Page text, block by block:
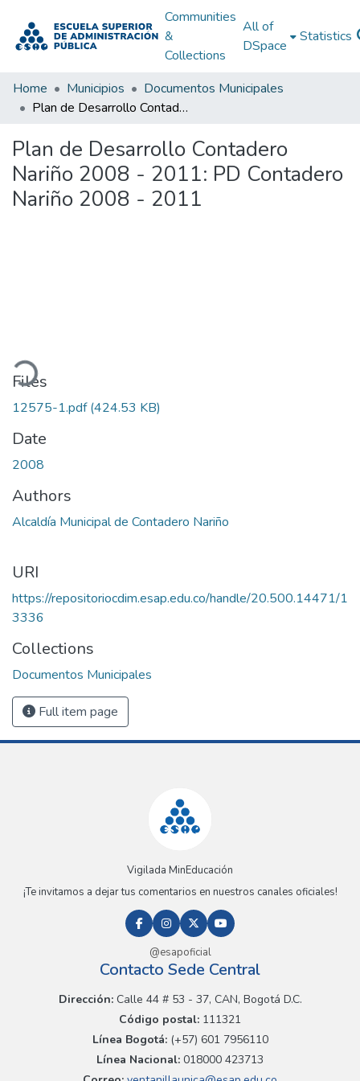
Communities
&
Collections
All of
DSpace
Statistics
Home Municipios
Documentos Municipales
Plan de Desarrollo Contadero Nariño 2008 - 2011: PD Contadero Nariño 2008 - 2011
Plan de Desarrollo Contadero
Nariño 2008 - 2011: PD Contadero
Nariño 2008 - 2011
Files
12575-1.pdf(424.53 KB)
Date
2008
Authors
Alcaldía Municipal de Contadero Nariño
URI
https://repositoriocdim.esap.edu.co/handle/20.500.14471/1
3336
Collections
Documentos Municipales
Full item page
Vigilada MinEducación
¡Te invitamos a dejar tus comentarios en nuestros canales oficiales!
@esapoficial
Contacto Sede Central
Dirección:Calle 44 # 53 - 37, CAN, Bogotá D.C.
Código postal: 111321
Línea Bogotá:(+57) 601 7956110
Línea Nacional: 018000 423713